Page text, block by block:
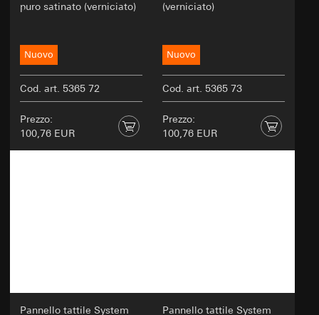
puro satinato (verniciato)
Nuovo
Cod. art. 5365 72
Prezzo:
100,76 EUR
(verniciato)
Nuovo
Cod. art. 5365 73
Prezzo:
100,76 EUR
Pannello tattile System
Pannello tattile System